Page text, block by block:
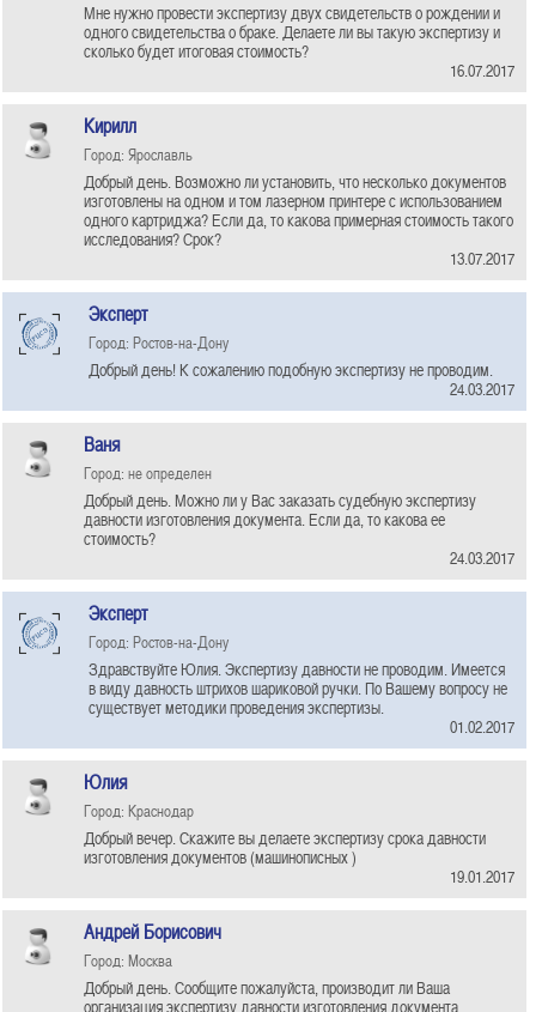
Мне нужно провести экспертизу двух свидетельств о рождении и
одного свидетельства о браке. Делаете ли вы такую экспертизу и
сколько будет итоговая стоимость?
16.07.2017
Кирилл
Город: Ярославль
Добрый день. Возможно ли установить, что несколько документов
изготовлены на одном и том лазерном принтере с использованием
одного картриджа? Если да, то какова примерная стоимость такого
исследования? Срок?
13.07.2017
Эксперт
Город: Ростов-на-Дону
Добрый день! К сожалению подобную экспертизу не проводим.
24.03.2017
Ваня
Город: не определен
Добрый день. Можно ли у Вас заказать судебную экспертизу
давности изготовления документа. Если да, то какова ее
стоимость?
24.03.2017
Эксперт
Город: Ростов-на-Дону
Здравствуйте Юлия. Экспертизу давности не проводим. Имеется
в виду давность штрихов шариковой ручки. По Вашему вопросу не
существует методики проведения экспертизы.
01.02.2017
Юлия
Город: Краснодар
Добрый вечер. Скажите вы делаете экспертизу срока давности
изготовления документов (машинописных )
19.01.2017
Андрей Борисович
Город: Москва
Добрый день. Сообщите пожалуйста, производит ли Ваша
организация экспертизу давности изготовления документа.